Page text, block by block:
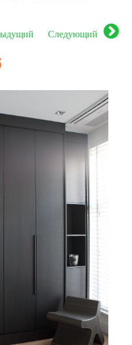
Следующий